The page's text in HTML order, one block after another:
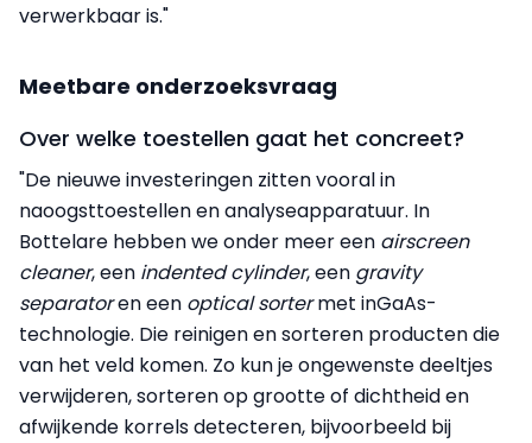
verwerkbaar is."
Meetbare onderzoeksvraag
Over welke toestellen gaat het concreet?
"De nieuwe investeringen zitten vooral in
naoogsttoestellen en analyseapparatuur. In
Bottelare hebben we onder meer een airscreen
cleaner, een indented cylinder, een gravity
separatoren een optical sortermet inGaAs-
technologie. Die reinigen en sorteren producten die
van het veld komen. Zo kun je ongewenste deeltjes
verwijderen, sorteren op grootte of dichtheid en
afwijkende korrels detecteren, bijvoorbeeld bij